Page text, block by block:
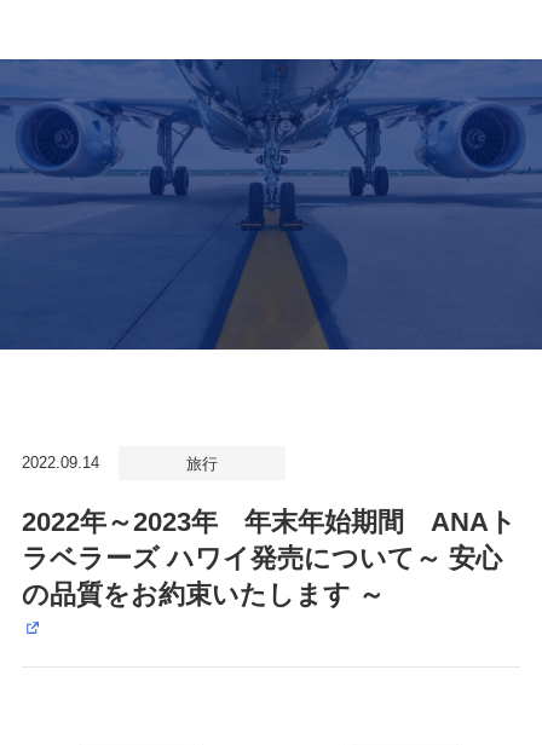
2022.09.14 旅行
2022年～2023年 年末年始期間 ANAト
ラベラーズ ハワイ発売について～ 安心
の品質をお約束いたします ～